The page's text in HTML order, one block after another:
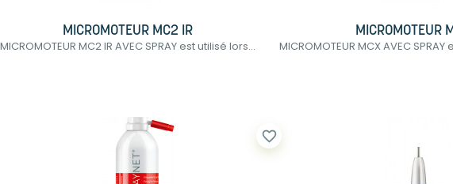
MICROMOTEUR MC2 IR
MICROMOTEUR MC2 IR AVEC SPRAY est utilisé lors...
MICROMOTEUR
MICROMOTEUR MCX AVEC
favorite_border